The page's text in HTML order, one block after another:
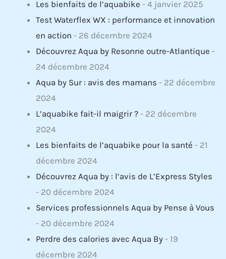
Les bienfaits de l’aquabike - 4 janvier 2025
Test Waterflex WX : performance et innovation
en action - 26 décembre 2024
Découvrez Aqua by Resonne outre-Atlantique -
24 décembre 2024
Aqua by Sur : avis des mamans - 22 décembre
2024
L’aquabike fait-il maigrir ? - 22 décembre
2024
Les bienfaits de l’aquabike pour la santé - 21
décembre 2024
Découvrez Aqua by : l’avis de L’Express Styles
- 20 décembre 2024
Services professionnels Aqua by Pense à Vous
- 20 décembre 2024
Perdre des calories avec Aqua By - 19
décembre 2024